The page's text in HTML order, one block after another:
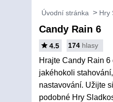
Úvodní stránka Hry
Candy Rain 6
4.5 174 hlasy
Hrajte Candy Rain
jakéhokoli
nastavování. Užijte
podobné Hry